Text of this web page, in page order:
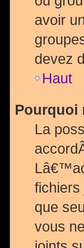
avoir
devez
Haut
Pourquoi
La
fichiers
que
vous